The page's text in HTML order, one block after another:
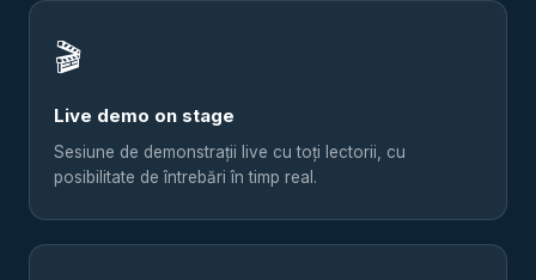
🎬
Live demo on stage
Sesiune de demonstrații live cu toți lectorii, cu
posibilitate de întrebări în timp real.